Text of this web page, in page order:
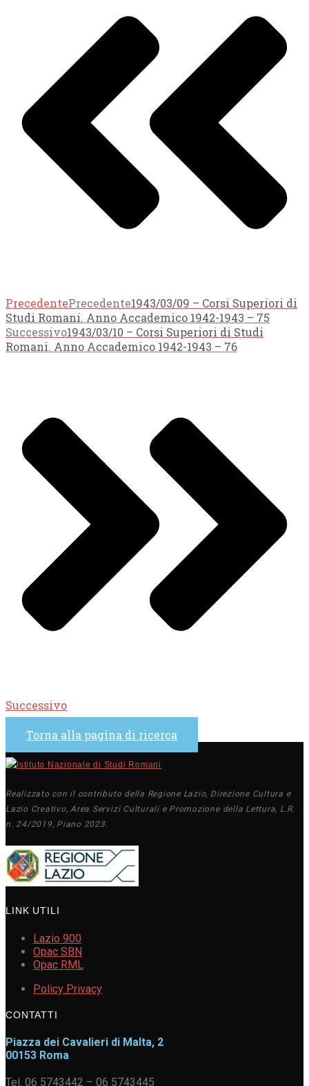
PrecedentePrecedente1943/03/09 – Corsi Superiori di
Studi Romani. Anno Accademico 1942-1943 – 75
Successivo1943/03/10 – Corsi Superiori di Studi
Romani. Anno Accademico 1942-1943 – 76
Successivo
Torna alla pagina di ricerca
Realizzato con il contributo della Regione Lazio, Direzione Cultura e
Lazio Creativo, Area Servizi Culturali e Promozione della Lettura, L.R.
n. 24/2019, Piano 2023.
LINK UTILI
Lazio 900
Opac SBN
Opac RML
Policy Privacy
CONTATTI
Piazza dei Cavalieri di Malta, 2
00153 Roma
Tel. 06 5743442 – 06 5743445